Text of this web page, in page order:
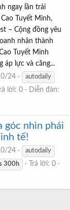
ngay lần trải
Tuyết Minh,
– Cộng đồng yêu
nhân thành
Tuyết Minh
áp lực và căng...
24
autodaily
Trả lời: 0
Diễn đàn:
góc nhìn phái
tế!
24
autodaily
300h
Trả lời: 0